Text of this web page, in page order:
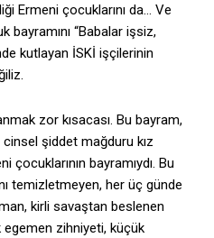
Ermeni çocuklarını da… Ve
bayramını “Babalar işsiz,
kutlayan İSKİ işçilerinin
zor kısacası. Bu bayram,
şiddet mağduru kız
çocuklarının bayramıydı. Bu
temizletmeyen, her üç günde
kirli savaştan beslenen
egemen zihniyeti, küçük